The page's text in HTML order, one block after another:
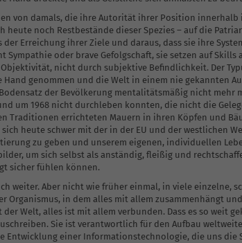
Krisenintervention
von damals, die ihre Autorität ihrer Position innerhalb
heute noch Restbestände dieser Spezies – auf die
der Erreichung ihrer Ziele und daraus, dass sie ihre
Sympathie oder brave Gefolgschaft, sie setzen auf
nicht durch subjektive Befindlichkeit. Der
Hand genommen und die Welt in einem nie gekannten
der Bevölkerung mentalitätsmäßig nicht mehr
um 1968 nicht durchleben konnten, die nicht die
Traditionen errichteten Mauern in ihren Köpfen und
heute schwer mit der in der EU und der westlichen
zu geben und unserem eigenen, individuellen
um sich selbst als anständig, fleißig und
sicher fühlen können.
weiter. Aber nicht wie früher einmal, in viele
Organismus, in dem alles mit allem zusammenhängt
der Welt, alles ist mit allem verbunden. Dass es so weit
Sie ist verantwortlich für den Aufbau
Entwicklung einer Informationstechnologie, die uns die